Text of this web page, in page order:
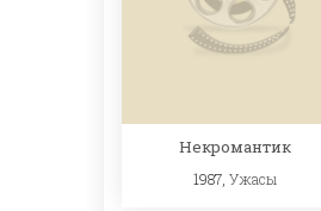
Некромантик
1987, Ужасы